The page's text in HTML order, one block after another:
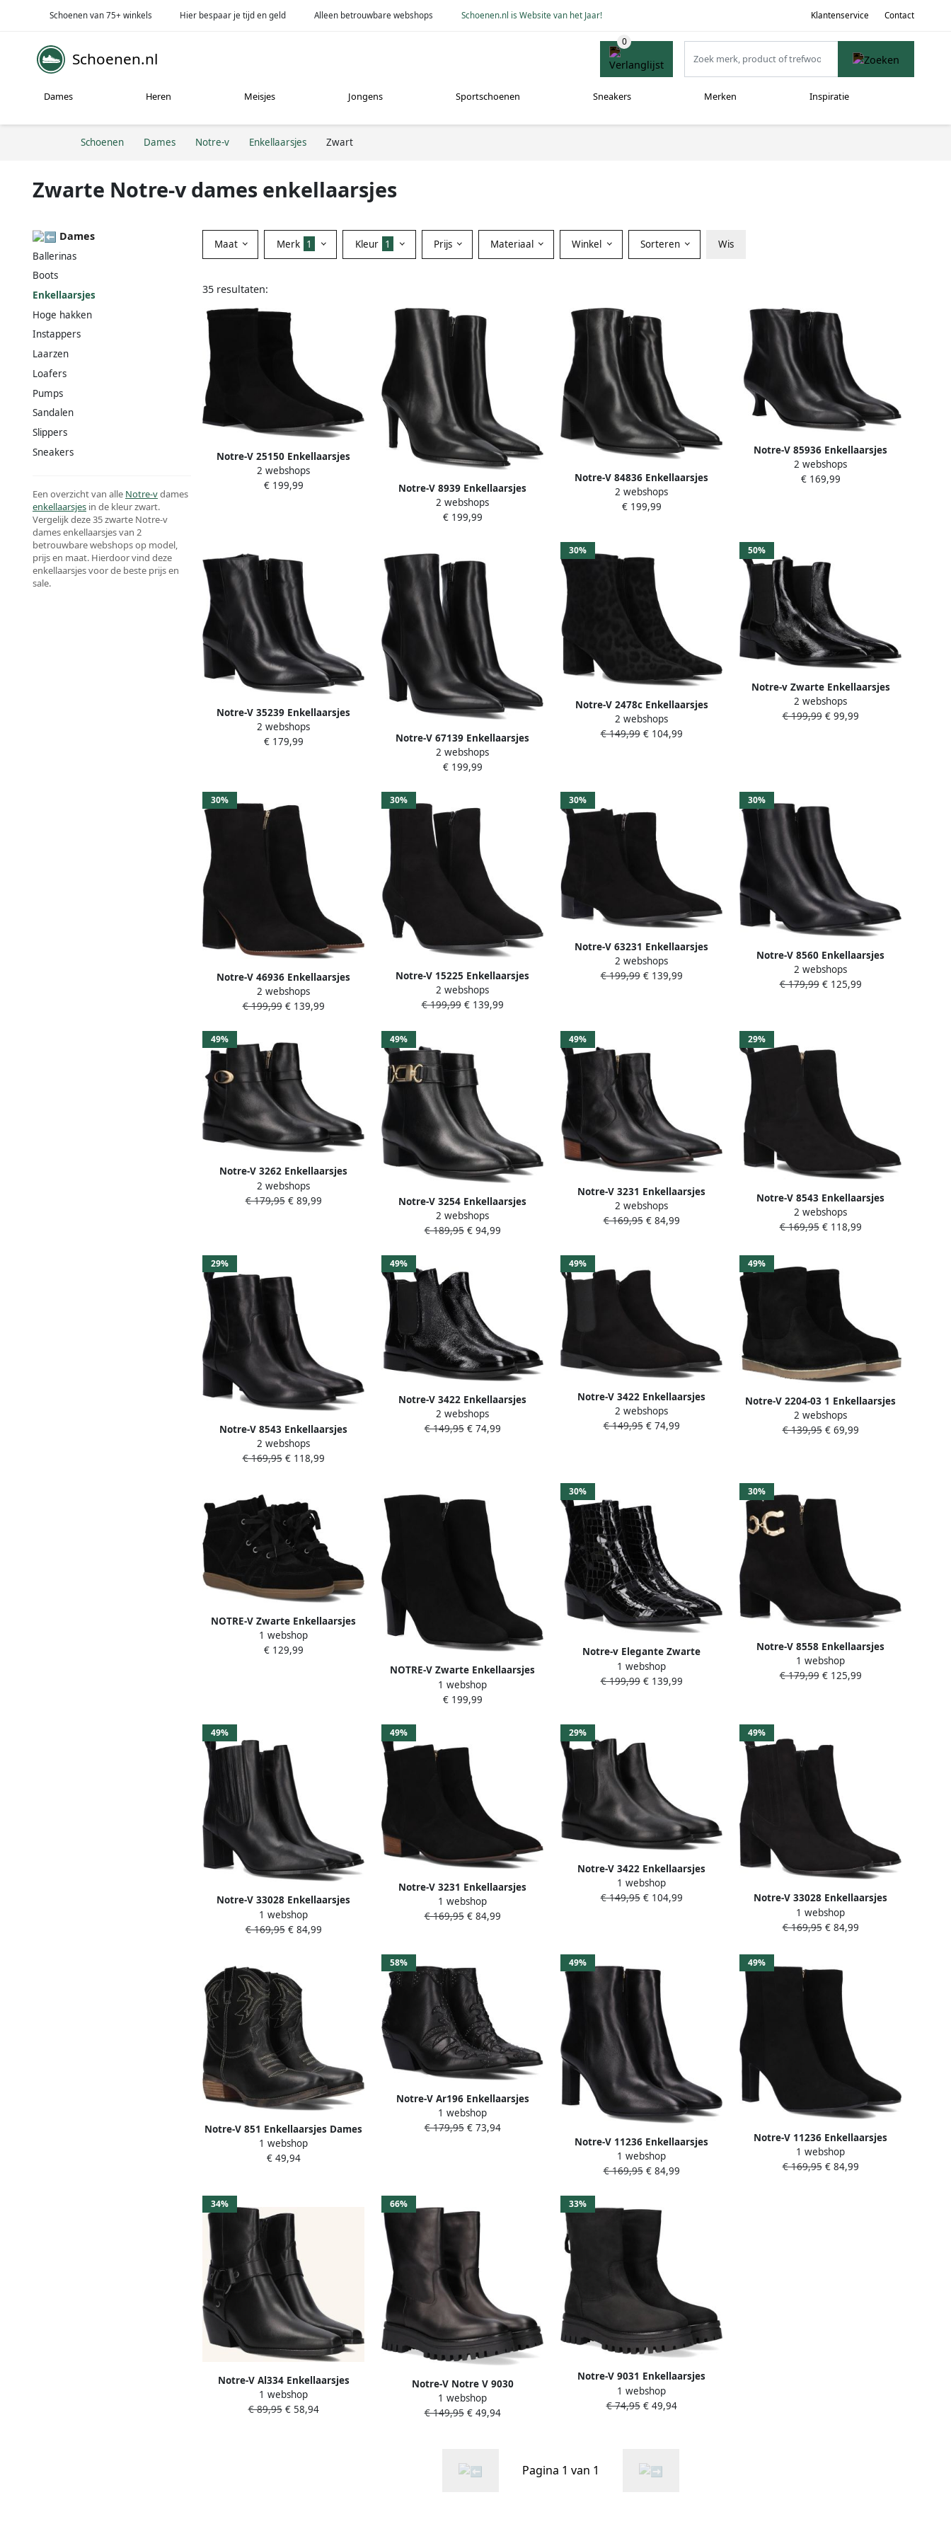
Schoenen van 75+ winkels Hier bespaar je tijd en geld Alleen betrouwbare webshops Schoenen.nl is Website van het Jaar! Klantenservice Contact
Schoenen.nl
Dames Heren Meisjes Jongens Sportschoenen Sneakers Merken Inspiratie
Schoenen Dames Notre-v Enkellaarsjes Zwart
Zwarte Notre-v dames enkellaarsjes
Dames
Ballerinas
Boots
Enkellaarsjes
Hoge hakken
Instappers
Laarzen
Loafers
Pumps
Sandalen
Slippers
Sneakers
Een overzicht van alle Notre-vdames
enkellaarsjes in de kleur zwart.
Vergelijk deze 35 zwarte Notre-v
dames enkellaarsjes van 2
betrouwbare webshops op model,
prijs en maat. Hierdoor vind deze
enkellaarsjes voor de beste prijs en
sale.
Maat Merk 1 Kleur 1 Prijs Materiaal Winkel Sorteren Wis
35 resultaten:
Notre-V 25150 Enkellaarsjes
Dames Zwart
2 webshops
€ 199,99
Notre-V 8939 Enkellaarsjes
Enkelboots met rits Dames Zwart
2 webshops
€ 199,99
Notre-V 84836 Enkellaarsjes
Enkelboots met rits Dames Zwart
2 webshops
€ 199,99
Notre-V 85936 Enkellaarsjes
Enkelboots met rits Dames Zwart
2 webshops
€ 169,99
Notre-V 35239 Enkellaarsjes
Enkelboots met rits Dames Zwart
2 webshops
€ 179,99
Notre-V 67139 Enkellaarsjes
Enkelboots met rits Dames Zwart
2 webshops
€ 199,99
30%
Notre-V 2478c Enkellaarsjes
Enkelboots met rits Dames Zwart
2 webshops
€ 149,99€ 104,99
50%
Notre-v Zwarte Enkellaarsjes
voor Stijlvolle Winter
2 webshops
€ 199,99€ 99,99
30%
Notre-V 46936 Enkellaarsjes
Enkelboots met rits Dames Zwart
2 webshops
€ 199,99€ 139,99
30%
Notre-V 15225 Enkellaarsjes
Enkelboots met rits Dames Zwart
2 webshops
€ 199,99€ 139,99
30%
Notre-V 63231 Enkellaarsjes
Enkelboots met rits Dames Zwart
2 webshops
€ 199,99€ 139,99
30%
Notre-V 8560 Enkellaarsjes
Enkelboots met rits Dames Zwart
2 webshops
€ 179,99€ 125,99
49%
Notre-V 3262 Enkellaarsjes
Enkelboots met rits Dames Zwart
2 webshops
€ 179,95€ 89,99
49%
Notre-V 3254 Enkellaarsjes
Enkelboots met rits Dames Zwart
2 webshops
€ 189,95€ 94,99
49%
Notre-V 3231 Enkellaarsjes
Enkelboots met rits Dames Zwart
2 webshops
€ 169,95€ 84,99
29%
Notre-V 8543 Enkellaarsjes
Enkelboots met rits Dames Zwart
2 webshops
€ 169,95€ 118,99
29%
Notre-V 8543 Enkellaarsjes
Enkelboots met rits Dames Zwart
2 webshops
€ 169,95€ 118,99
49%
Notre-V 3422 Enkellaarsjes
Enkelboots met rits Dames Zwart
2 webshops
€ 149,95€ 74,99
49%
Notre-V 3422 Enkellaarsjes
Enkelboots met rits Dames Zwart
2 webshops
€ 149,95€ 74,99
49%
Notre-V 2204-03 1 Enkellaarsjes
Enkelboots Dames Zwart
2 webshops
€ 139,95€ 69,99
NOTRE-V Zwarte Enkellaarsjes
Clshnyg993
1 webshop
€ 129,99
NOTRE-V Zwarte Enkellaarsjes
97436
1 webshop
€ 199,99
30%
Notre-v Elegante Zwarte
Enkellaarsjes
1 webshop
€ 199,99€ 139,99
30%
Notre-V 8558 Enkellaarsjes
Enkelboots met rits Dames Zwart
1 webshop
€ 179,99€ 125,99
49%
Notre-V 33028 Enkellaarsjes
Enkelboots met rits Dames Zwart
1 webshop
€ 169,95€ 84,99
49%
Notre-V 3231 Enkellaarsjes
Enkelboots met rits Dames Zwart
1 webshop
€ 169,95€ 84,99
29%
Notre-V 3422 Enkellaarsjes
Enkelboots met rits Dames Zwart
1 webshop
€ 149,95€ 104,99
49%
Notre-V 33028 Enkellaarsjes
Enkelboots met rits Dames Zwart
1 webshop
€ 169,95€ 84,99
Notre-V 851 Enkellaarsjes Dames
Zwart
1 webshop
€ 49,94
58%
Notre-V Ar196 Enkellaarsjes
Enkelboots met rits Dames Zwart
1 webshop
€ 179,95€ 73,94
49%
Notre-V 11236 Enkellaarsjes
Enkelboots met rits Dames Zwart
1 webshop
€ 169,95€ 84,99
49%
Notre-V 11236 Enkellaarsjes
Enkelboots met rits Dames Zwart
1 webshop
€ 169,95€ 84,99
34%
Notre-V Al334 Enkellaarsjes
Enkelboots met rits Dames Zwart
1 webshop
€ 89,95€ 58,94
66%
Notre-V Notre V 9030
Enkellaarsjes Enkelboots met rits
Dames Zwart
1 webshop
€ 149,95€ 49,94
33%
Notre-V 9031 Enkellaarsjes
Enkelboots met rits Dames Zwart
1 webshop
€ 74,95€ 49,94
Pagina 1 van 1